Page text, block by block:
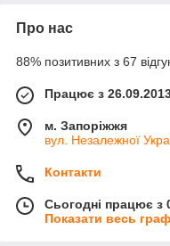
Про нас
88% позитивних з 67
Працює з
м. Запоріжжя
вул. Незалежної
Контакти
Сьогодні працює з
Показати весь